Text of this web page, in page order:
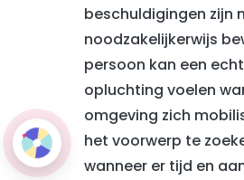
beschuldigingen zijn
noodzakelijkerwijs
persoon kan een
opluchting voelen
omgeving zich
het voorwerp te
wanneer er tijd en